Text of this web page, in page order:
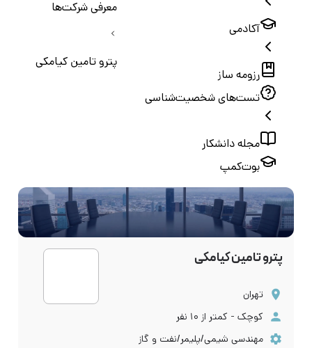
آکادمی
رزومه ساز
تست‌های شخصیت‌شناسی
مجله دانشکار
بوت‌کمپ
معرفی شرکت‌ها
پترو تامین کیامکی
پترو تامین کیامکی
تهران
کوچک - کمتر از ۱۰ نفر
مهندسی شیمی/پلیمر/نفت و گاز